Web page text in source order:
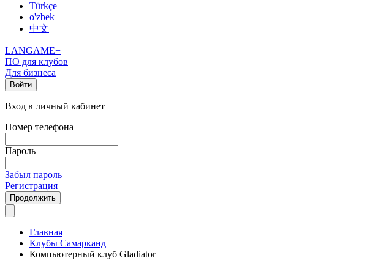
Türkçe
o'zbek
中文
LANGAME+
ПО для клубов
Для бизнеса
Войти
Вход в личный кабинет
Номер телефона
Пароль
Забыл пароль
Регистрация
Продолжить
Главная
Клубы Самарканд
Компьютерный клуб Gladiator